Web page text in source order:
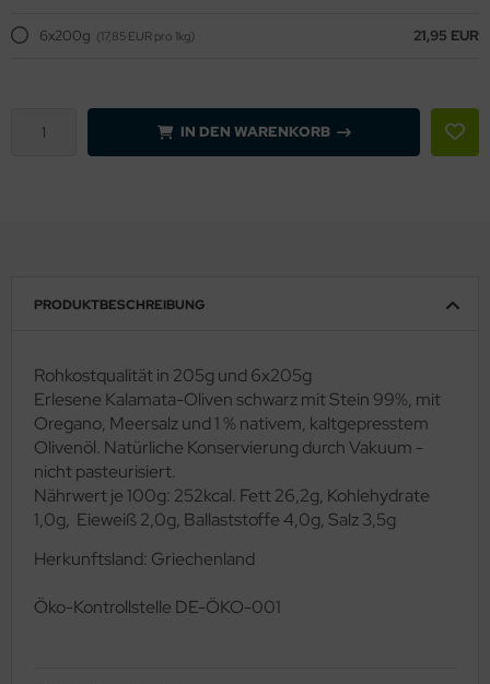
6x200g (17,85 EUR pro 1kg) 21,95 EUR
IN DEN WARENKORB
PRODUKTBESCHREIBUNG
Rohkostqualität in 205g und 6x205g
Erlesene Kalamata-Oliven schwarz mit Stein 99%, mit
Oregano, Meersalz und 1 % nativem, kaltgepresstem
Olivenöl. Natürliche Konservierung durch Vakuum -
nicht pasteurisiert.
Nährwert je 100g: 252kcal. Fett 26,2g, Kohlehydrate
1,0g, Eieweiß 2,0g, Ballaststoffe 4,0g, Salz 3,5g
Herkunftsland: Griechenland
Öko-Kontrollstelle DE-ÖKO-001